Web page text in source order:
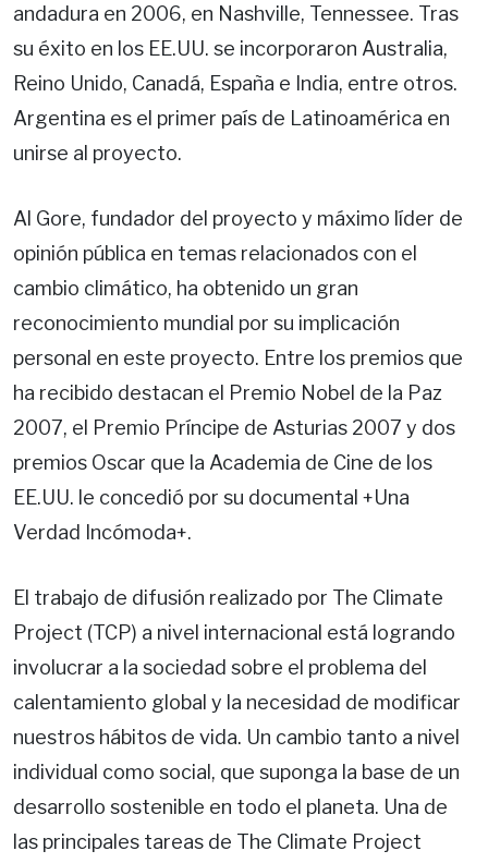
andadura en 2006, en Nashville, Tennessee. Tras
su éxito en los EE.UU. se incorporaron Australia,
Reino Unido, Canadá, España e India, entre otros.
Argentina es el primer país de Latinoamérica en
unirse al proyecto.
Al Gore, fundador del proyecto y máximo líder de
opinión pública en temas relacionados con el
cambio climático, ha obtenido un gran
reconocimiento mundial por su implicación
personal en este proyecto. Entre los premios que
ha recibido destacan el Premio Nobel de la Paz
2007, el Premio Príncipe de Asturias 2007 y dos
premios Oscar que la Academia de Cine de los
EE.UU. le concedió por su documental +Una
Verdad Incómoda+.
El trabajo de difusión realizado por The Climate
Project (TCP) a nivel internacional está logrando
involucrar a la sociedad sobre el problema del
calentamiento global y la necesidad de modificar
nuestros hábitos de vida. Un cambio tanto a nivel
individual como social, que suponga la base de un
desarrollo sostenible en todo el planeta. Una de
las principales tareas de The Climate Project